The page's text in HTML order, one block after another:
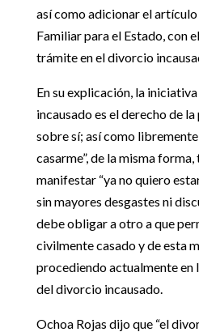
así como adicionar el
Familiar para el Estado, con
trámite en el divorcio
En su explicación, la
incausado es el derecho de
sobre sí; así como
casarme”, de la misma
manifestar “ya no quiero
sin mayores desgastes ni
debe obligar a otro a que
civilmente casado y de esta
procediendo actualmente en
del divorcio incausado.
Ochoa Rojas dijo que “el